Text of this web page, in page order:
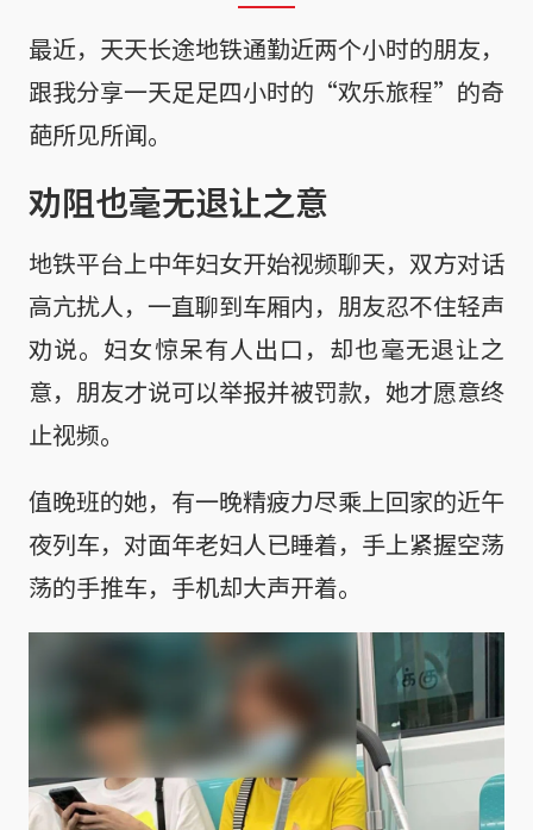
最近，天天长途地铁通勤近两个小时的朋友，
跟我分享一天足足四小时的“欢乐旅程”的奇
葩所见所闻。
劝阻也毫无退让之意
地铁平台上中年妇女开始视频聊天，双方对话
高亢扰人，一直聊到车厢内，朋友忍不住轻声
劝说。妇女惊呆有人出口，却也毫无退让之
意，朋友才说可以举报并被罚款，她才愿意终
止视频。
值晚班的她，有一晚精疲力尽乘上回家的近午
夜列车，对面年老妇人已睡着，手上紧握空荡
荡的手推车，手机却大声开着。